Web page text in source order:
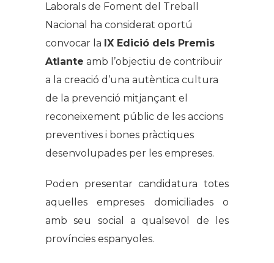
Laborals de Foment del Treball
Nacional ha considerat oportú
convocar la IX Edició dels Premis
Atlante amb l’objectiu de contribuir
a la creació d’una autèntica cultura
de la prevenció mitjançant el
reconeixement públic de les accions
preventives i bones pràctiques
desenvolupades per les empreses.
Poden presentar candidatura totes
aquelles empreses domiciliades o
amb seu social a qualsevol de les
províncies espanyoles.